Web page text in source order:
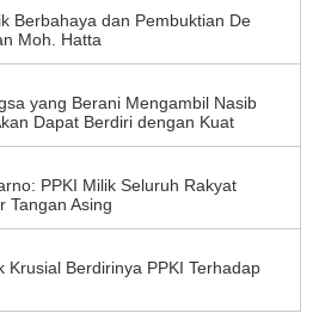
Berbahaya dan Pembuktian De
Moh. Hatta
yang Berani Mengambil Nasib
Dapat Berdiri dengan Kuat
PPKI Milik Seluruh Rakyat
Tangan Asing
Krusial Berdirinya PPKI Terhadap